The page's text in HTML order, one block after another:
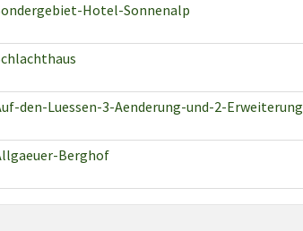
Hotel-Sonnenalp
den-Luessen-3-Aenderung-und-2-Erweiterung
Berghof